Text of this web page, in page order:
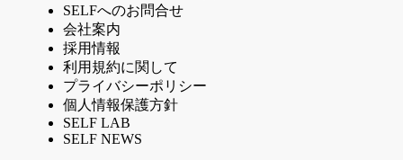
SELFへのお問合せ
会社案内
採用情報
利用規約に関して
プライバシーポリシー
個人情報保護方針
SELF LAB
SELF NEWS